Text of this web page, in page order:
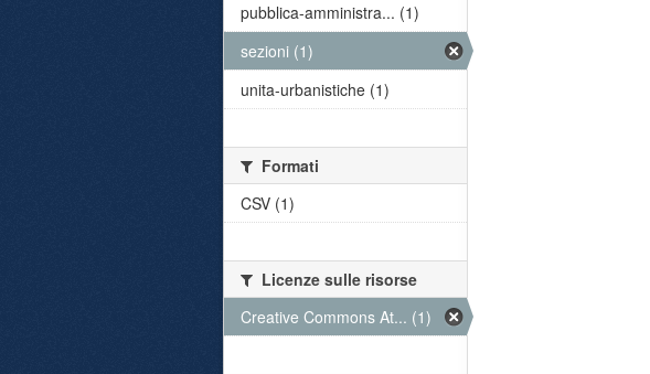
pubblica-amministra... (1)
sezioni (1)
unita-urbanistiche (1)
Formati
CSV (1)
Licenze sulle risorse
Creative Commons At... (1)